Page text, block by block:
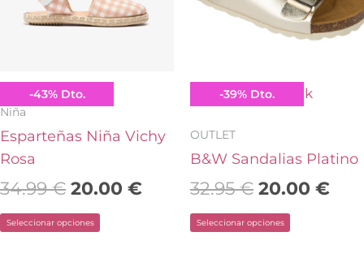
-43%Dto.
Conguitos
Niña
Esparteñas Niña Vichy
Rosa
34.99€ 20.00 €
Seleccionar opciones
pueden
elegir
en
la
página
producto
-39% Dto.
B&W Break&Walk
OUTLET
B&W Sandalias Platino
32.95€ 20.00 €
Seleccionar opciones
pueden
en
la
página
producto